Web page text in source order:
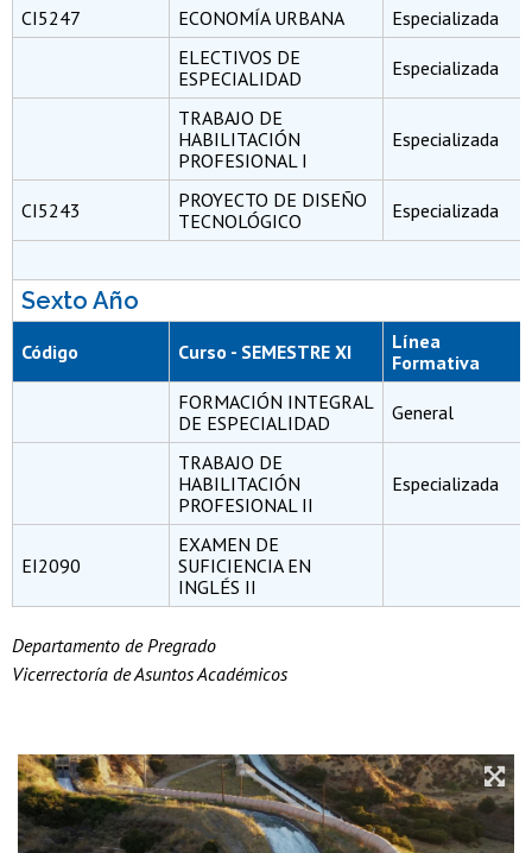
CI5247 ECONOMÍA URBANA
Especializada
ELECTIVOS DE
ESPECIALIDAD
Especializada
TRABAJO DE
HABILITACIÓN
PROFESIONAL I
Especializada
CI5243
PROYECTO DE DISEÑO
TECNOLÓGICO
Especializada
Sexto Año
Código Curso - SEMESTRE XI
Línea
Formativa
FORMACIÓN INTEGRAL
DE ESPECIALIDAD
General
TRABAJO DE
HABILITACIÓN
PROFESIONAL II
Especializada
EI2090
EXAMEN DE
SUFICIENCIA EN
INGLÉS II
Departamento de Pregrado
Vicerrectoría de Asuntos Académicos